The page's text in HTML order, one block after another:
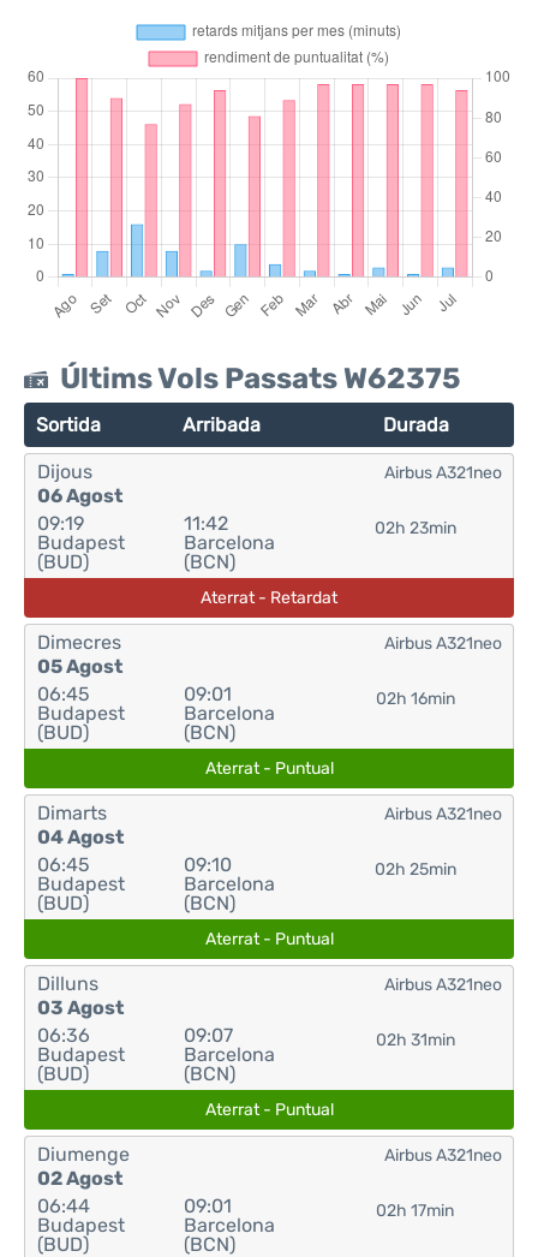
Últims Vols Passats W62375
Sortida Arribada Durada
Dijous
06 Agost
09:19
Budapest
(BUD)
11:42
Barcelona
(BCN)
02h 23min
Airbus A321neo
Aterrat - Retardat
Dimecres
05 Agost
06:45
Budapest
(BUD)
09:01
Barcelona
(BCN)
02h 16min
Airbus A321neo
Aterrat - Puntual
Dimarts
04 Agost
06:45
Budapest
(BUD)
09:10
Barcelona
(BCN)
02h 25min
Airbus A321neo
Aterrat - Puntual
Dilluns
03 Agost
06:36
Budapest
(BUD)
09:07
Barcelona
(BCN)
02h 31min
Airbus A321neo
Aterrat - Puntual
Diumenge
02 Agost
06:44
Budapest
(BUD)
09:01
Barcelona
(BCN)
02h 17min
Airbus A321neo